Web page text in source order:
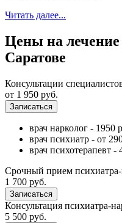
Читать далее...
Цены на
Саратове
Консультации
от 1 950 руб.
Записаться
врач нарколог - 1950
врач психиатр - от
врач психотерапевт -
Срочный прием психиатра-
1 700 руб.
Записаться
Консультация психиатра-
5 500 руб.